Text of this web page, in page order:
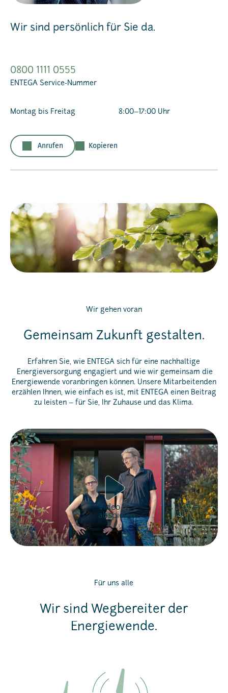
Wir sind persönlich für Sie da.
0800 1111 0555
ENTEGA Service-Nummer
Montag bis Freitag 8:00–17:00 Uhr
Anrufen Kopieren
Wir gehen voran
Gemeinsam Zukunft gestalten.
Erfahren Sie, wie ENTEGA sich für eine nachhaltige
Energieversorgung engagiert und wie wir gemeinsam die
Energiewende voranbringen können. Unsere Mitarbeitenden
erzählen Ihnen, wie einfach es ist, mit ENTEGA einen Beitrag
zu leisten – für Sie, Ihr Zuhause und das Klima.
Video
abspielen
Für uns alle
Wir sind Wegbereiter der
Energiewende.